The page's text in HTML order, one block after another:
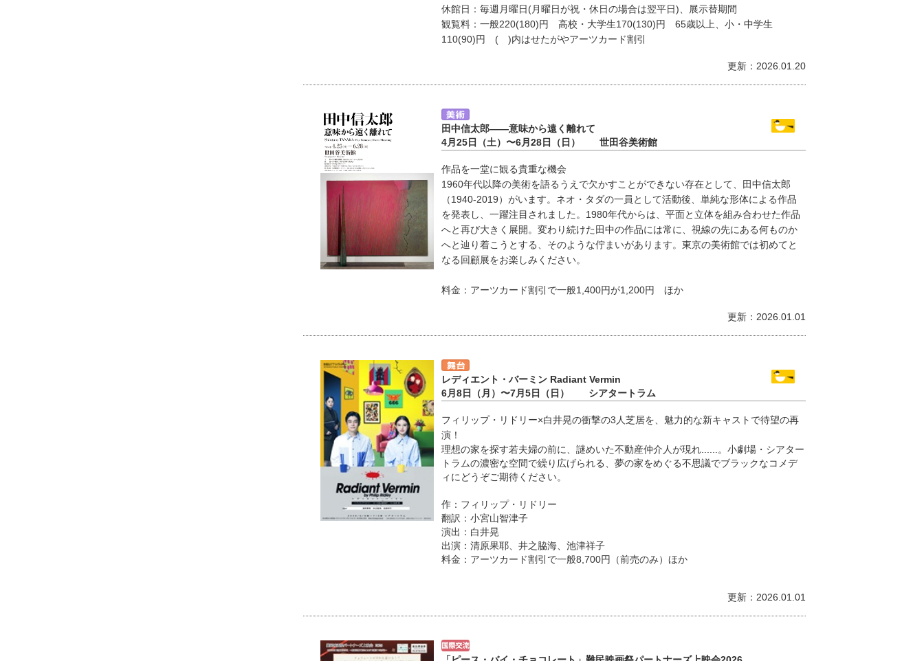
休館日：毎週月曜日(月曜日が祝・休日の場合は翌平日)、展示替期間
観覧料：一般220(180)円 高校・大学生170(130)円 65歳以上、小・中学生
110(90)円 ( )内はせたがやアーツカード割引
更新：2026.01.20
田中信太郎――意味から遠く離れて
4月25日（土）〜6月28日（日） 世田谷美術館
作品を一堂に観る貴重な機会
1960年代以降の美術を語るうえで欠かすことができない存在として、田中信太郎
（1940-2019）がいます。ネオ・タダの一員として活動後、単純な形体による作品
を発表し、一躍注目されました。1980年代からは、平面と立体を組み合わせた作品
へと再び大きく展開。変わり続けた田中の作品には常に、視線の先にある何ものか
へと辿り着こうとする、そのような佇まいがあります。東京の美術館では初めてと
なる回顧展をお楽しみください。
料金：アーツカード割引で一般1,400円が1,200円 ほか
更新：2026.01.01
レディエント・バーミン Radiant Vermin
6月8日（月）〜7月5日（日） シアタートラム
フィリップ・リドリー×白井晃の衝撃の3人芝居を、魅力的な新キャストで待望の再
演！
理想の家を探す若夫婦の前に、謎めいた不動産仲介人が現れ......。小劇場・シアター
トラムの濃密な空間で繰り広げられる、夢の家をめぐる不思議でブラックなコメデ
ィにどうぞご期待ください。
作：フィリップ・リドリー
翻訳：小宮山智津子
演出：白井晃
出演：清原果耶、井之脇海、池津祥子
料金：アーツカード割引で一般8,700円（前売のみ）ほか
更新：2026.01.01